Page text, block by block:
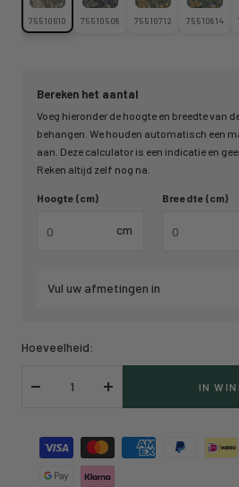
Bereken het aantal
Voeg hieronder de hoogte en breedte van
behangen. We houden automatisch een
aan. Deze calculator is een indicatie en
Reken altijd zelf nog na.
Hoogte (cm)
cm
Breedte (cm)
Vul uw afmetingen in
75510610 75510508 75510712 75510814
Hoeveelheid:
Verlaag
Verhoog
IN